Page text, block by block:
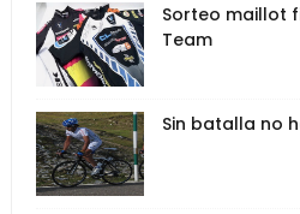
Sorteo maillot
Team
Sin batalla no